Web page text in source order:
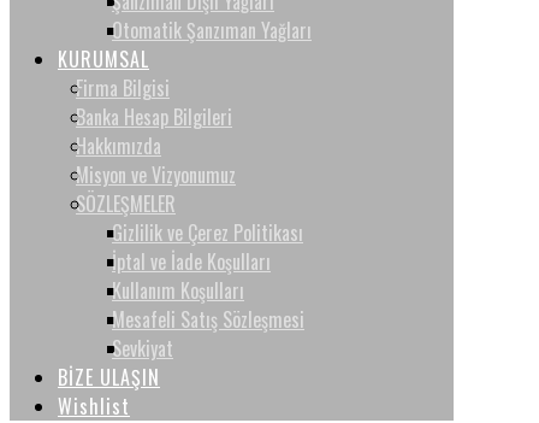
Otomatik Şanzıman Yağları
KURUMSAL
Firma Bilgisi
Banka Hesap Bilgileri
Hakkımızda
Misyon ve Vizyonumuz
SÖZLEŞMELER
Gizlilik ve Çerez Politikası
İptal ve İade Koşulları
Kullanım Koşulları
Mesafeli Satış Sözleşmesi
Sevkiyat
BİZE ULAŞIN
Wishlist